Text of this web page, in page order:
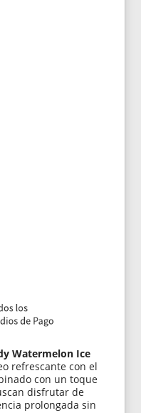
Watermelon Ice
refrescante con el
con un toque
disfrutar de
prolongada sin